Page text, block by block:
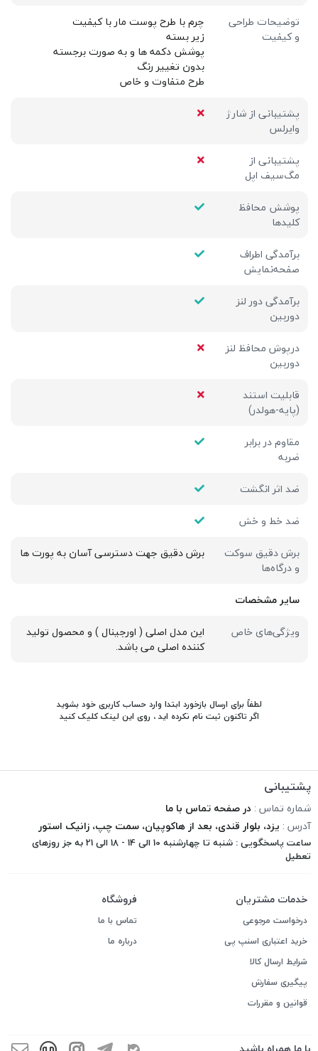
توضیحات طراحی
و کیفیت
چرم با طرح پوست مار با کیفیت
زیر بسته
پوشش دکمه ها و به صورت برجسته
بدون تغییر رنگ
طرح متفاوت و خاص
پشتیبانی از شارژ
وایرلس
پشتیبانی از
مگ‌سیف اپل
پوشش محافظ
کلیدها
برآمدگی اطراف
صفحه‌نمایش
برآمدگی دور لنز
دوربین
درپوش محافظ لنز
دوربین
قابلیت استند
(پایه-هولدر)
مقاوم در برابر
ضربه
ضد اثر انگشت
ضد خط و خش
برش دقیق سوکت
و درگاه‌ها
برش دقیق جهت دسترسی آسان به پورت ها
سایر مشخصات
ویژگی‌های خاص
این مدل اصلی ( اورجینال ) و محصول تولید
کننده اصلی می باشد.
لطفاً برای ارسال بازخورد ابتدا وارد حساب کاربری خود بشوید
اگر تاکنون ثبت نام نکرده اید ، روی این لینک کلیک کنید
پشتیبانی
شماره تماس : در صفحه تماس با ما
آدرس : یزد، بلوار قندی، بعد از هاکوپیان، سمت چپ، زانیک استور
ساعت پاسخگویی : شنبه تا چهارشنبه 10 الی 14 - 18 الی 21 به جز روزهای
تعطیل
خدمات مشتریان
درخواست مرجوعی
خرید اعتباری اسنپ پی
شرایط ارسال کالا
پیگیری سفارش
قوانین و مقررات
فروشگاه
تماس با ما
درباره ما